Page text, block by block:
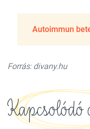
Autoimmun
Forrás: divany.hu
Kapcsolódó